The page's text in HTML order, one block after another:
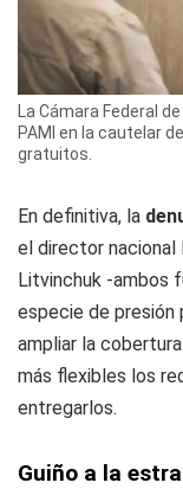
La Cámara Federal
PAMI en la cautelar
gratuitos.
En definitiva, la
el director nacional
Litvinchuk -ambos
especie de presión
ampliar la
más flexibles los
entregarlos.
Guiño a la